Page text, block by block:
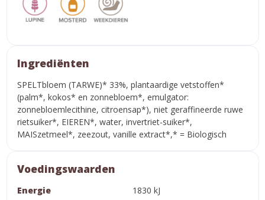
Ingrediënten
SPELTbloem (TARWE)* 33%, plantaardige vetstoffen*
(palm*, kokos* en zonnebloem*, emulgator:
zonnebloemlecithine, citroensap*), niet geraffineerde ruwe
rietsuiker*, EIEREN*, water, invertriet-suiker*,
MAISzetmeel*, zeezout, vanille extract*,* = Biologisch
Voedingswaarden
Energie 1830 kJ